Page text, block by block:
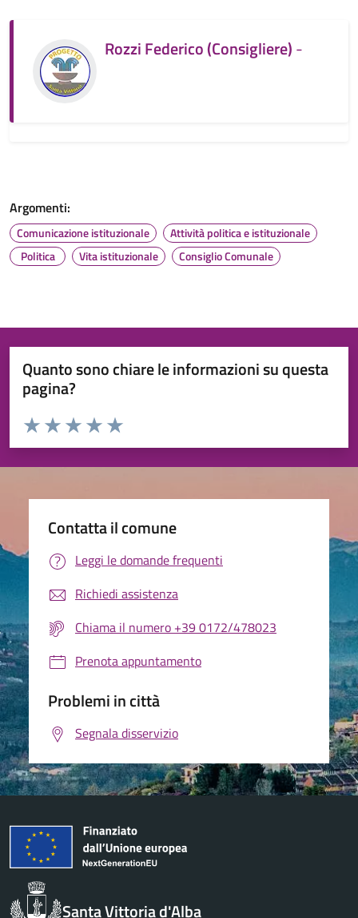
Rozzi Federico (Consigliere)-
Argomenti:
Comunicazione istituzionale
Attività politica e istituzionale
Politica
Vita istituzionale Consiglio Comunale
Quanto sono chiare le informazioni su questa
pagina?
Valuta da 1 a 5 stelle la pagina
Valuta 5 stelle su 5
Valuta 4 stelle su 5
Valuta 3 stelle su 5
Valuta 2 stelle su 5
Valuta 1 stelle su 5
Contatta il comune
Leggi le domande frequenti
Richiedi assistenza
Chiama il numero +39 0172/478023
Prenota appuntamento
Problemi in città
Segnala disservizio
Santa Vittoria d'Alba